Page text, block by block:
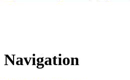
Navigation